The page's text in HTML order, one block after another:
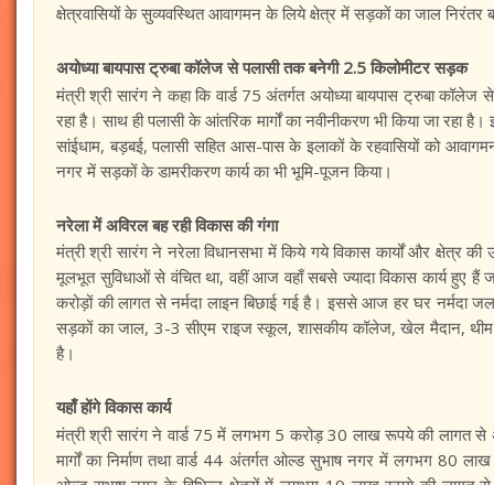
क्षेत्रवासियों के सुव्यवस्थित आवागमन के लिये क्षेत्र में सड़कों का जाल निरंतर
अयोध्या बायपास ट्रुबा कॉलेज से पलासी तक बनेगी 2.5 किलोमीटर सड़क
मंत्री श्री सारंग ने कहा कि वार्ड 75 अंतर्गत अयोध्या बायपास ट्रुबा
रहा है। साथ ही पलासी के आंतरिक मार्गों का नवीनीकरण भी किया जा रहा
सांईधाम, बड़बई, पलासी सहित आस-पास के इलाकों के रहवासियों को
नगर में सड़कों के डामरीकरण कार्य का भी भूमि-पूजन किया।
नरेला में अविरल बह रही विकास की गंगा
मंत्री श्री सारंग ने नरेला विधानसभा में किये गये विकास कार्यों और क्षेत्र
मूलभूत सुविधाओं से वंचित था, वहीं आज वहाँ सबसे ज्यादा विकास कार्य हुए
करोड़ों की लागत से नर्मदा लाइन बिछाई गई है। इससे आज हर घर नर्मदा
सड़कों का जाल, 3-3 सीएम राइज स्कूल, शासकीय कॉलेज, खेल मैदान, थीम
है।
यहाँ होंगे विकास कार्य
मंत्री श्री सारंग ने वार्ड 75 में लगभग 5 करोड़ 30 लाख रूपये की लागत से
मार्गों का निर्माण तथा वार्ड 44 अंतर्गत ओल्ड सुभाष नगर में लगभग 80